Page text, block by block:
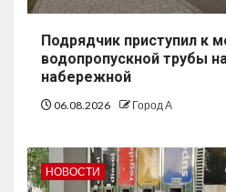
Подрядчик приступил к
водопропускной трубы
набережной
06.08.2026 Город А
НОВОСТИ